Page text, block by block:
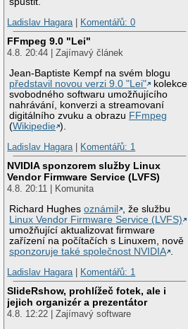
Ladislav Hagara| Komentářů: 0
FFmpeg 9.0 "Lei"
4.8. 20:44 | Zajímavý článek
Jean-Baptiste Kempf na svém blogu
představil novou verzi 9.0 "Lei"
kolekce
svobodného softwaru umožňujícího
nahrávání, konverzi a streamovaní
digitálního zvuku a obrazu FFmpeg
(Wikipedie ).
Ladislav Hagara| Komentářů: 1
NVIDIA sponzorem služby Linux
Vendor Firmware Service (LVFS)
4.8. 20:11 | Komunita
Richard Hughesoznámil
, že službu
Linux Vendor Firmware Service (LVFS)
umožňující aktualizovat firmware
zařízení na počítačích s Linuxem, nově
sponzoruje také společnost NVIDIA
Ladislav Hagara| Komentářů: 1
SlideRshow, prohlížeč fotek, ale i
jejich organizér a prezentátor
4.8. 12:22 | Zajímavý software